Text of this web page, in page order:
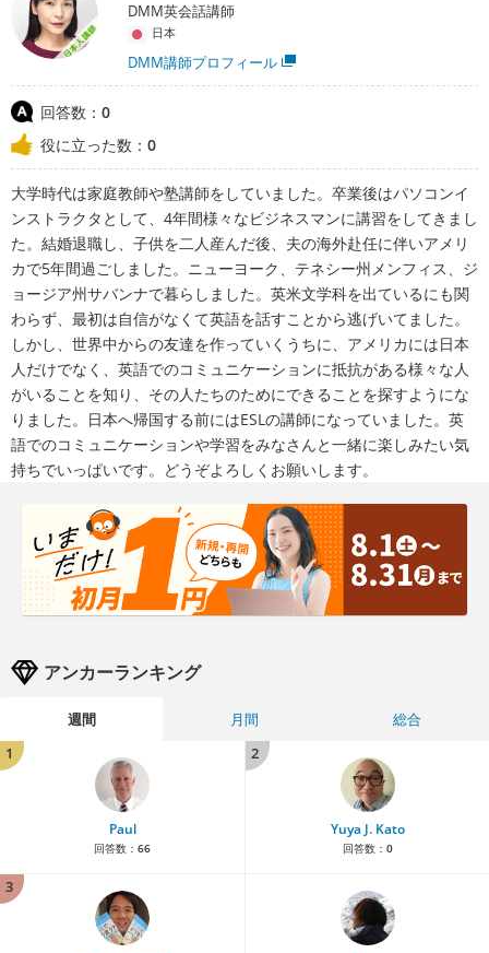
DMM英会話講師
日本
DMM講師プロフィール
回答数： 0
役に立った数： 0
大学時代は家庭教師や塾講師をしていました。卒業後はパソコンイ
ンストラクタとして、4年間様々なビジネスマンに講習をしてきまし
た。結婚退職し、子供を二人産んだ後、夫の海外赴任に伴いアメリ
カで5年間過ごしました。ニューヨーク、テネシー州メンフィス、ジ
ョージア州サバンナで暮らしました。英米文学科を出ているにも関
わらず、最初は自信がなくて英語を話すことから逃げいてました。
しかし、世界中からの友達を作っていくうちに、アメリカには日本
人だけでなく、英語でのコミュニケーションに抵抗がある様々な人
がいることを知り、その人たちのためにできることを探すようにな
りました。日本へ帰国する前にはESLの講師になっていました。英
語でのコミュニケーションや学習をみなさんと一緒に楽しみたい気
持ちでいっぱいです。どうぞよろしくお願いします。
アンカーランキング
週間 月間
総合
1
Paul
回答数： 66
2
Yuya J. Kato
回答数： 0
3